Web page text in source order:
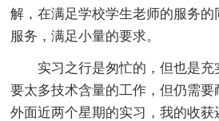
解，在满足学校学生老师的服务的
服务，满足小量的要求。
实习之行是匆忙的，但也是充
要太多技术含量的工作，但仍需
外面近两个星期的实习，我的收